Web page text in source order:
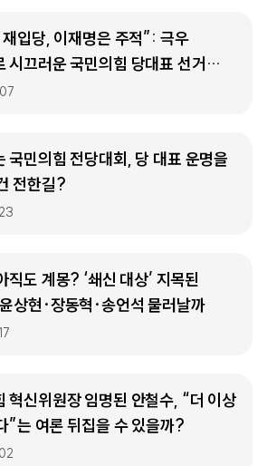
입당, 이재명은 주적”: 극우
시끄러운 국민의힘 당대표 선거
국민의힘 전당대회, 당 대표 운명을
전한길?
직도 계몽? ‘쇄신 대상’ 지목된
상현·장동혁·송언석 물러날까
혁신위원장 임명된 안철수, “더 이상
”는 여론 뒤집을 수 있을까?